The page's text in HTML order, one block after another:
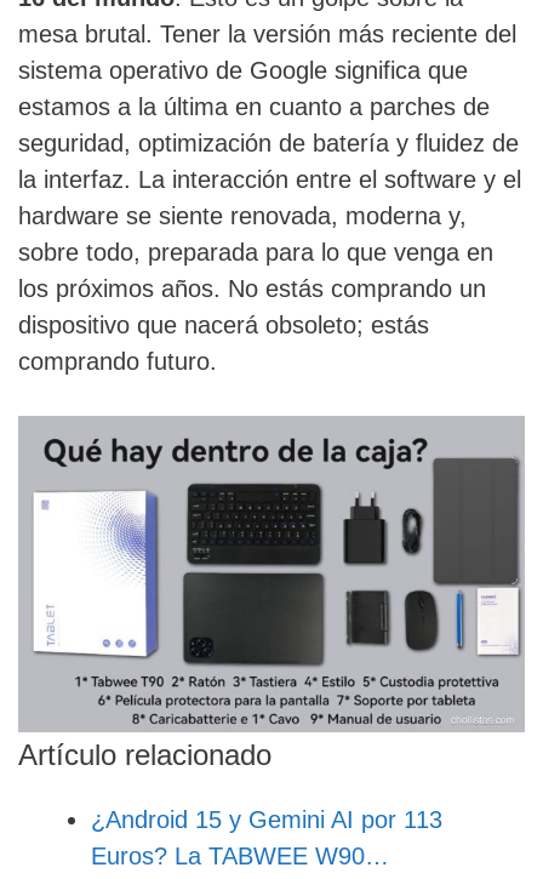
mesa brutal. Tener la versión más reciente del
sistema operativo de Google significa que
estamos a la última en cuanto a parches de
seguridad, optimización de batería y fluidez de
la interfaz. La interacción entre el software y el
hardware se siente renovada, moderna y,
sobre todo, preparada para lo que venga en
los próximos años. No estás comprando un
dispositivo que nacerá obsoleto; estás
comprando futuro.
Artículo relacionado
¿Android 15 y Gemini AI por 113
Euros? La TABWEE W90…